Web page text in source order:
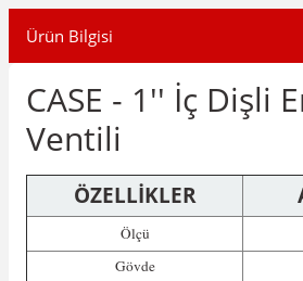
Ürün Bilgisi
CASE - 1'' İç Dişli
Ventili
ÖZELLİKLER
Ölçü
Gövde